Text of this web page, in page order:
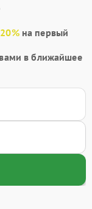
на первый
в ближайшее